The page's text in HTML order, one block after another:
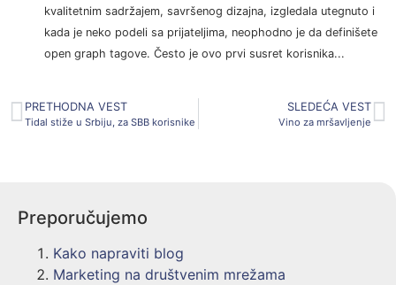
kvalitetnim sadržajem, savršenog dizajna, izgledala utegnuto i
kada je neko podeli sa prijateljima, neophodno je da definišete
open graph tagove. Često je ovo prvi susret korisnika...
PRETHODNA VEST
Tidal stiže u Srbiju, za SBB korisnike
SLEDEĆA VEST
Vino za mršavljenje
Preporučujemo
Kako napraviti blog
Marketing na društvenim mrežama